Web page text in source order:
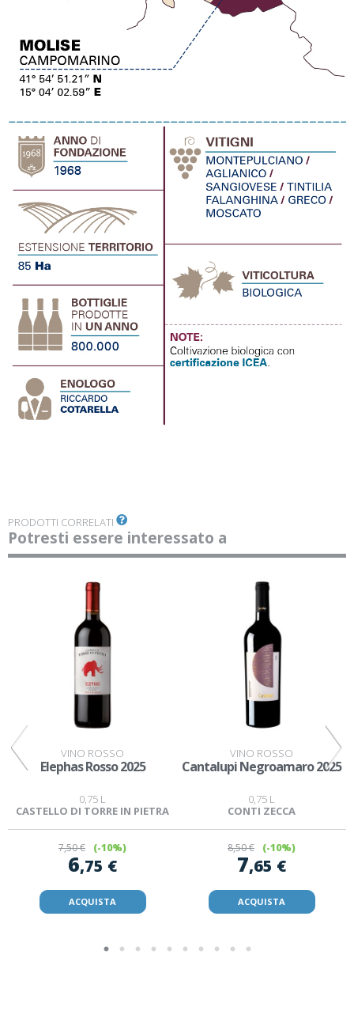
PRODOTTI CORRELATI
Potresti essere interessato a
VINO ROSSO
Elephas Rosso 2025
0,75 L
CASTELLO DI TORRE IN PIETRA
7,50 € (-10%)
6,75 €
ACQUISTA
VINO ROSSO
Cantalupi Negroamaro 2025
0,75 L
CONTI ZECCA
8,50 € (-10%)
7,65 €
ACQUISTA